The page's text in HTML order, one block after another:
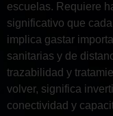
escuelas. Requiere
significativo que
implica gastar
sanitarias y de
trazabilidad y
volver, significa
conectividad y